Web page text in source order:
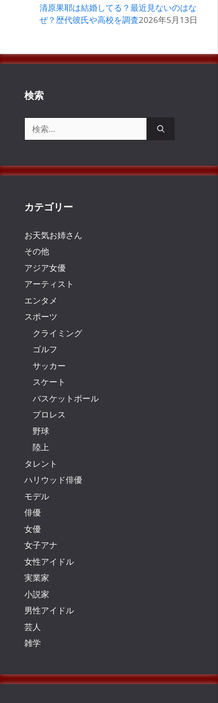
清原果耶は結婚してる？最近見ないのはな
ぜ？歴代彼氏や高校を調査2026年5月13日
検索
索:
カテゴリー
お天気お姉さん
その他
アジア女優
アーティスト
エンタメ
スポーツ
クライミング
ゴルフ
サッカー
スケート
バスケットボール
プロレス
野球
陸上
タレント
ハリウッド俳優
モデル
俳優
女優
女子アナ
女性アイドル
実業家
小説家
男性アイドル
芸人
雑学